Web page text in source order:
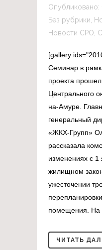
Опубликовано:
Без рубрики
Новости СРО
[gallery
Семинар в
проекта
Центрального
на-Амуре.
генеральный
«ЖКХ-Групп»
рассказала
изменениях с 1
жилищном
ужесточении
помещения. На
ЧИТАТЬ